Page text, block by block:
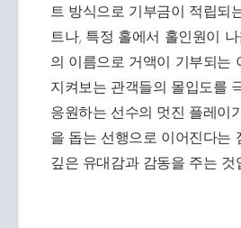
트 방식으로 기부금이 적립되
트나, 특정 홀에서 홀인원이
의 이름으로 거액이 기부되는
지켜보는 관객들의 몰입도를
응원하는 선수의 멋진 플레이
을 돕는 선행으로 이어진다는
깊은 유대감과 감동을 주는 것